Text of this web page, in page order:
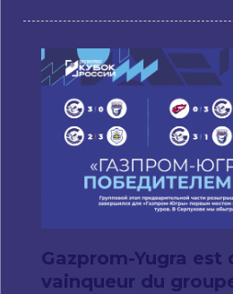
Gazprom-Yugra est
vainqueur du